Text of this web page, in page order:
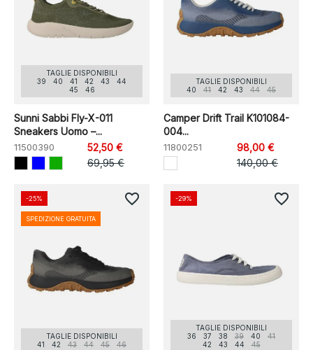
TAGLIE DISPONIBILI
39
40 41 42 43
44
45
46
Sunni Sabbi Fly-X-011
Sneakers Uomo –...
11500390
52,50 €
69,95 €
TAGLIE DISPONIBILI
40
41 42 43 44 45
Camper Drift Trail K101084-
004...
11800251
98,00 €
140,00 €
TAGLIE DISPONIBILI
41
42 43 44 45 46
-25%
SPEDIZIONE GRATUITA
favorite_border
TAGLIE DISPONIBILI
36
37 38 39 40
41
42
43 44 45
-29% favorite_border